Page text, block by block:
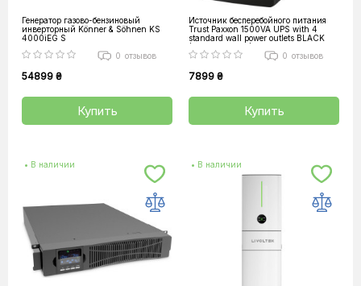
Генератор газово-бензиновый
инверторный Könner & Söhnen KS
4000iEG S
0 отзывов
54899 ₴
Купить
Источник бесперебойного питания
Trust Paxxon 1500VA UPS with 4
standard wall power outlets BLACK
0 отзывов
7899 ₴
Купить
• В наличии • В наличии